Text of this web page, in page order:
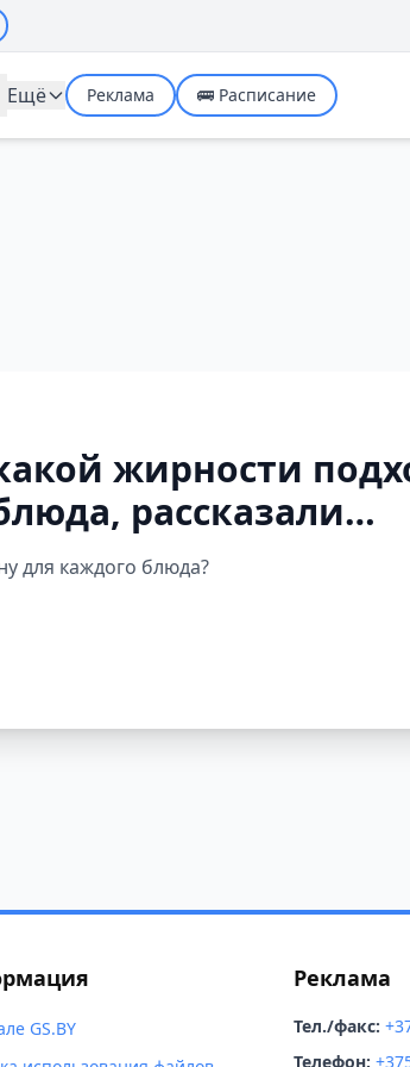
Ещё Реклама 🚌 Расписание
жирности
рассказали
молочной
для каждого блюда?
GS.BY
Реклама
Тел./факс:
Телефон: